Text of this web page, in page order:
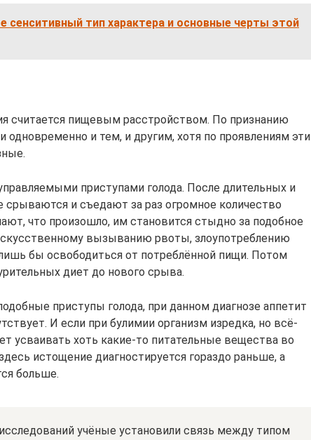
сенситивный тип характера и основные черты этой
считается пищевым расстройством. По признанию
одновременно и тем, и другим, хотя по проявлениям эти
приступами голода. После длительных и
срываются и съедают за раз огромное количество
что произошло, им становится стыдно за подобное
вызыванию рвоты, злоупотреблению
бы освободиться от потреблённой пищи. Потом
диет до нового срыва.
приступы голода, при данном диагнозе аппетит
И если при булимии организм изредка, но всё-
усваивать хоть какие-то питательные вещества во
истощение диагностируется гораздо раньше, а
больше.
учёные установили связь между типом